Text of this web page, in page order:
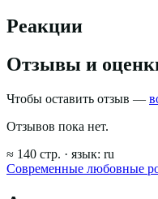
Реакции
Отзывы и
Чтобы оставить отзыв —
Отзывов пока нет.
≈ 140 стр. · язык: ru
Современные любовные